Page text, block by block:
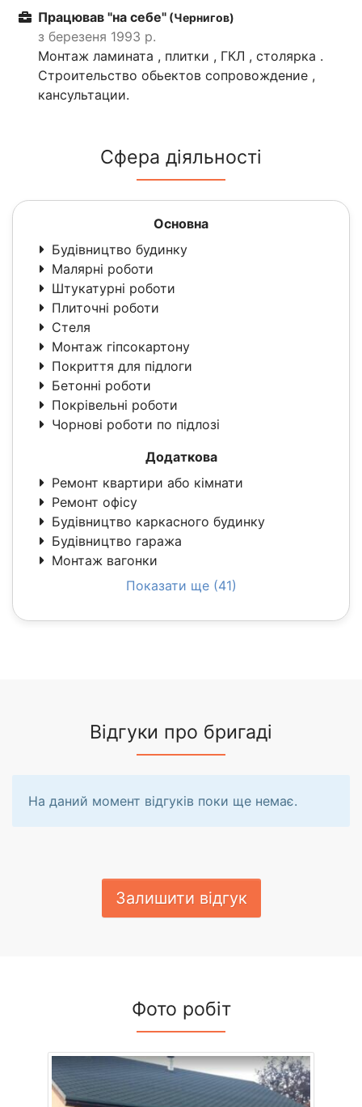
Працював "на себе" (Чернигов)
з березеня 1993 р.
Монтаж ламината , плитки , ГКЛ , столярка .
Строительство обьектов сопровождение ,
кансультации.
Сфера діяльності
Основна
Будівництво будинку
Малярні роботи
Штукатурні роботи
Плиточні роботи
Стеля
Монтаж гіпсокартону
Покриття для підлоги
Бетонні роботи
Покрівельні роботи
Чорнові роботи по підлозі
Додаткова
Ремонт квартири або кімнати
Ремонт офісу
Будівництво каркасного будинку
Будівництво гаража
Монтаж вагонки
Показати ще (41)
Відгуки про бригаді
На даний момент відгуків поки ще немає.
Залишити відгук
Фото робіт